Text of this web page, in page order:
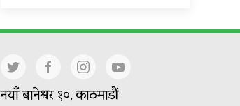
नयाँ बानेश्वर १०, काठमाडौं